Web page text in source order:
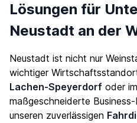
Lösungen für
Neustadt an der
Neustadt ist nicht nur
wichtiger
Lachen-Speyerdorf oder im
maßgeschneiderte
unseren zuverlässigen